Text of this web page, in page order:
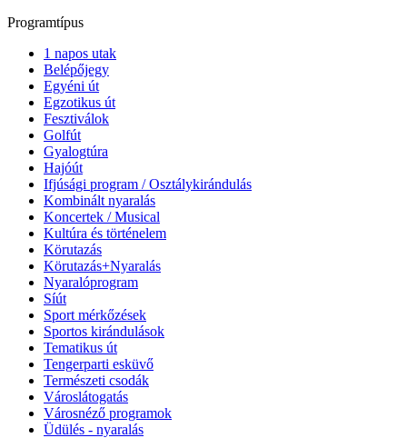
Programtípus
1 napos utak
Belépőjegy
Egyéni út
Egzotikus út
Fesztiválok
Golfút
Gyalogtúra
Hajóút
Ifjúsági program / Osztálykirándulás
Kombinált nyaralás
Koncertek / Musical
Kultúra és történelem
Körutazás
Körutazás+Nyaralás
Nyaralóprogram
Síút
Sport mérkőzések
Sportos kirándulások
Tematikus út
Tengerparti esküvő
Természeti csodák
Városlátogatás
Városnéző programok
Üdülés - nyaralás